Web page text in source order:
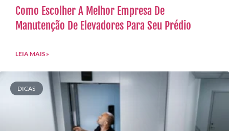
Como Escolher A Melhor Empresa De
Manutenção De Elevadores Para Seu Prédio
LEIA MAIS »
DICAS